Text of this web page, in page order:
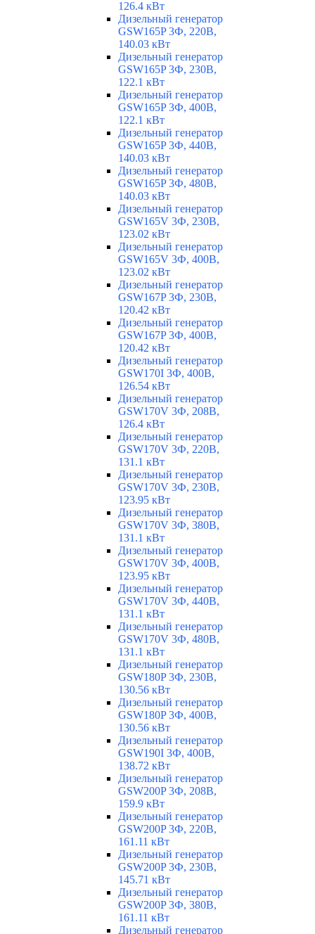
126.4 кВт
Дизельный генератор
GSW165P 3Ф, 220В,
140.03 кВт
Дизельный генератор
GSW165P 3Ф, 230В,
122.1 кВт
Дизельный генератор
GSW165P 3Ф, 400В,
122.1 кВт
Дизельный генератор
GSW165P 3Ф, 440В,
140.03 кВт
Дизельный генератор
GSW165P 3Ф, 480В,
140.03 кВт
Дизельный генератор
GSW165V 3Ф, 230В,
123.02 кВт
Дизельный генератор
GSW165V 3Ф, 400В,
123.02 кВт
Дизельный генератор
GSW167P 3Ф, 230В,
120.42 кВт
Дизельный генератор
GSW167P 3Ф, 400В,
120.42 кВт
Дизельный генератор
GSW170I 3Ф, 400В,
126.54 кВт
Дизельный генератор
GSW170V 3Ф, 208В,
126.4 кВт
Дизельный генератор
GSW170V 3Ф, 220В,
131.1 кВт
Дизельный генератор
GSW170V 3Ф, 230В,
123.95 кВт
Дизельный генератор
GSW170V 3Ф, 380В,
131.1 кВт
Дизельный генератор
GSW170V 3Ф, 400В,
123.95 кВт
Дизельный генератор
GSW170V 3Ф, 440В,
131.1 кВт
Дизельный генератор
GSW170V 3Ф, 480В,
131.1 кВт
Дизельный генератор
GSW180P 3Ф, 230В,
130.56 кВт
Дизельный генератор
GSW180P 3Ф, 400В,
130.56 кВт
Дизельный генератор
GSW190I 3Ф, 400В,
138.72 кВт
Дизельный генератор
GSW200P 3Ф, 208В,
159.9 кВт
Дизельный генератор
GSW200P 3Ф, 220В,
161.11 кВт
Дизельный генератор
GSW200P 3Ф, 230В,
145.71 кВт
Дизельный генератор
GSW200P 3Ф, 380В,
161.11 кВт
Дизельный генератор